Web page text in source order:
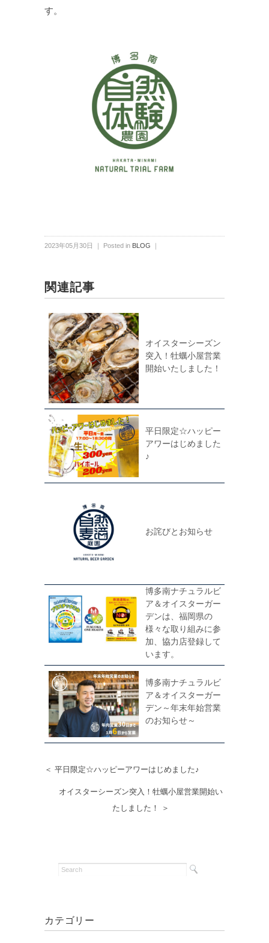
す。
2023年05月30日 ｜ Posted in BLOG
関連記事
オイスターシーズン
突入！牡蠣小屋営業
開始いたしました！
平日限定☆ハッピー
アワーはじめました
♪
お詫びとお知らせ
博多南ナチュラルビ
ア＆オイスターガー
デンは、福岡県の
様々な取り組みに参
加、協力店登録して
います。
博多南ナチュラルビ
ア＆オイスターガー
デン～年末年始営業
のお知らせ～
＜ 平日限定☆ハッピーアワーはじめました♪
オイスターシーズン突入！牡蠣小屋営業開始い
たしました！ ＞
カテゴリー